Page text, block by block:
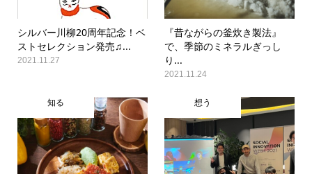
シルバー川柳20周年記念！ベ
ストセレクション発売♫...
2021.11.27
『昔ながらの釜炊き製法』
で、季節のミネラルぎっし
り...
2021.11.24
知る 想う